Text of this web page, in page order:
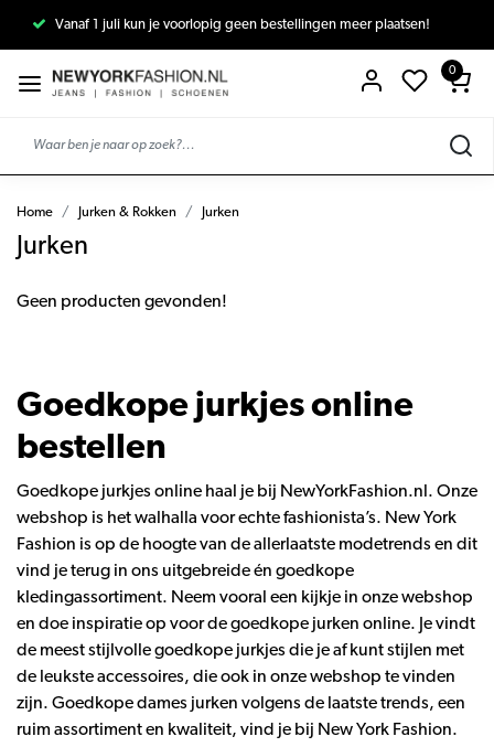
Vanaf 1 juli kun je voorlopig geen bestellingen meer plaatsen!
0
Home Jurken & Rokken Jurken
Jurken
Geen producten gevonden!
Goedkope jurkjes online
bestellen
Goedkope jurkjes online haal je bij NewYorkFashion.nl. Onze
webshop is het walhalla voor echte fashionista’s. New York
Fashion is op de hoogte van de allerlaatste modetrends en dit
vind je terug in ons uitgebreide én goedkope
kledingassortiment. Neem vooral een kijkje in onze webshop
en doe inspiratie op voor de goedkope jurken online. Je vindt
de meest stijlvolle goedkope jurkjes die je af kunt stijlen met
de leukste accessoires, die ook in onze webshop te vinden
zijn. Goedkope dames jurken volgens de laatste trends, een
ruim assortiment en kwaliteit, vind je bij New York Fashion.